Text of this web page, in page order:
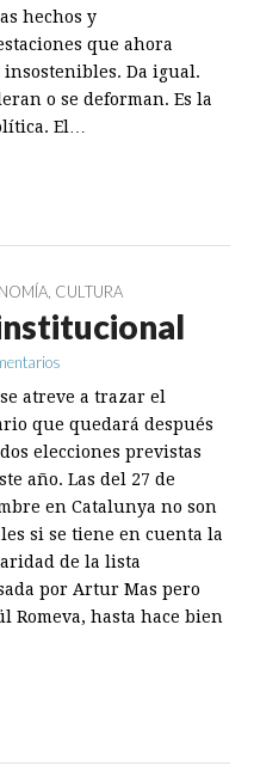
hechos y
que ahora
Da igual.
o se deforman. Es la
El…
CULTURA
atreve a trazar el
que quedará después
elecciones previstas
año. Las del 27 de
en Catalunya no son
si se tiene en cuenta la
de la lista
por Artur Mas pero
Romeva, hasta hace bien